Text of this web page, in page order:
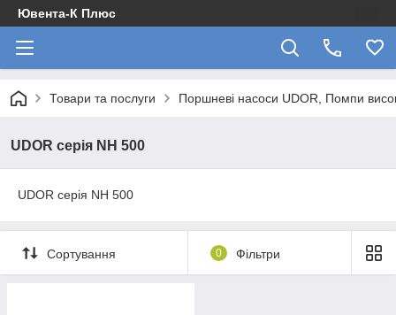
Ювента-К Плюс
Товари та послуги Поршневі насоси UDOR, Помпи
UDOR серія NH 500
UDOR серія NH 500
Сортування 0 Фільтри